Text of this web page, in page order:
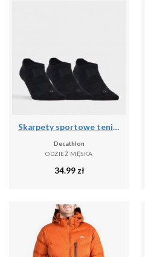
Skarpety sportowe tenis RS500 Lowedge niskie 3 pary
Decathlon
ODZIEŻ MĘSKA
34.99 zł